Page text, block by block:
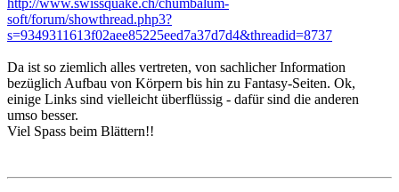
http://www.swissquake.ch/chumbalum-
soft/forum/showthread.php3?
s=9349311613f02aee85225eed7a37d7d4&threadid=8737
Da ist so ziemlich alles vertreten, von sachlicher Information
bezüglich Aufbau von Körpern bis hin zu Fantasy-Seiten. Ok,
einige Links sind vielleicht überflüssig - dafür sind die anderen
umso besser.
Viel Spass beim Blättern!!